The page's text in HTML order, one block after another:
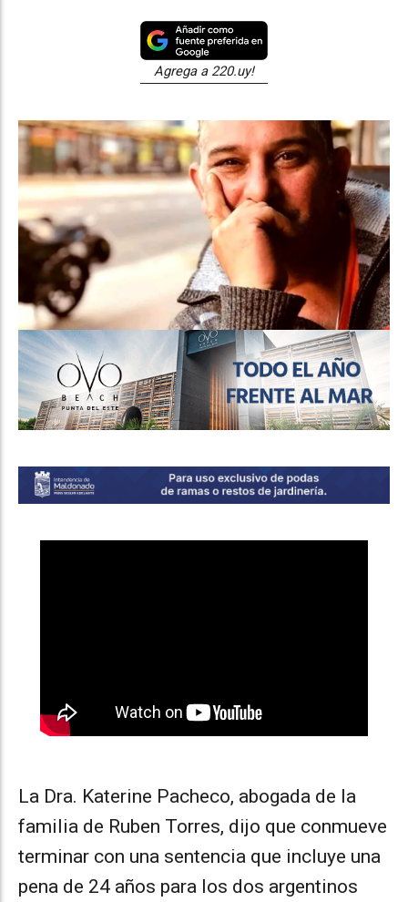
Agrega a 220.uy!
La Dra. Katerine Pacheco, abogada de la
familia de Ruben Torres, dijo que conmueve
terminar con una sentencia que incluye una
pena de 24 años para los dos argentinos